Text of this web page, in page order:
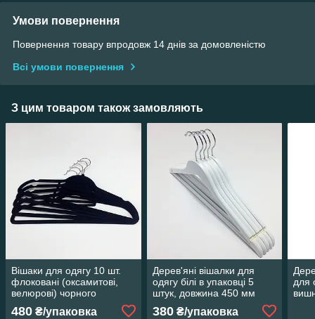
Умови повернення
Повернення товару впродовж 14 днів за домовленістю
Всі умови повернення
З цим товаром також замовляють
Вішаки для одягу 10 шт.
флоковані (оксамитові,
велюрові) чорного
кольору, довжина 410 мм
480 ₴/упаковка
Дерев'яні вішалки для
одягу білі в упаковці 5
штук, довжина 450 мм
380₴/упаковка
для